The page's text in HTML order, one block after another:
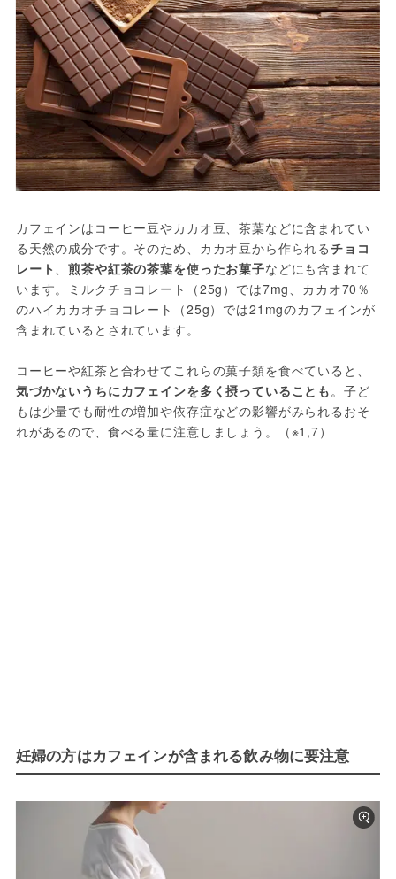
カフェインはコーヒー豆やカカオ豆、茶葉などに含まれてい
る天然の成分です。そのため、カカオ豆から作られるチョコ
レート
、煎茶や紅茶の茶葉を使ったお菓子などにも含まれて
います。ミルクチョコレート（25g）では7mg、カカオ70％
のハイカカオチョコレート（25g）では21mgのカフェインが
含まれているとされています。
コーヒーや紅茶と合わせてこれらの菓子類を食べていると、
気づかないうちにカフェインを多く摂っていることも 。子ど
もは少量でも耐性の増加や依存症などの影響がみられるおそ
れがあるので、食べる量に注意しましょう。（※1,7）
妊婦の方はカフェインが含まれる飲み物に要注意